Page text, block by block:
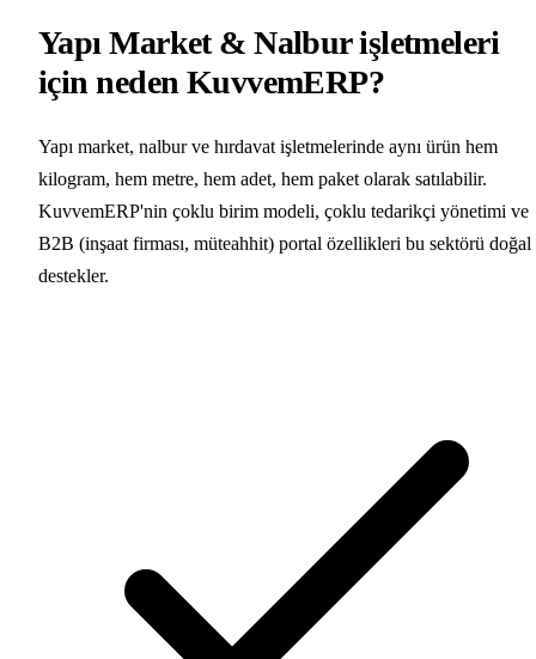
Yapı Market & Nalbur işletmeleri
için neden KuvvemERP?
Yapı market, nalbur ve hırdavat işletmelerinde aynı ürün hem
kilogram, hem metre, hem adet, hem paket olarak satılabilir.
KuvvemERP'nin çoklu birim modeli, çoklu tedarikçi yönetimi ve
B2B (inşaat firması, müteahhit) portal özellikleri bu sektörü doğal
destekler.